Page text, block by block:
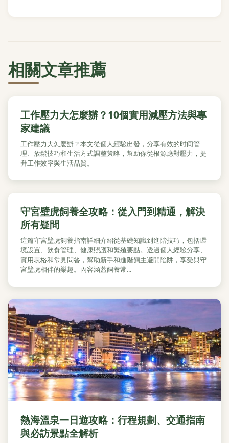
相關文章推薦
工作壓力大怎麼辦？10個實用減壓方法與專
家建議
工作壓力大怎麼辦？本文從個人經驗出發，分享有效的时间管
理、放鬆技巧和生活方式調整策略，幫助你從根源應對壓力，提
升工作效率與生活品質。
守宮壁虎飼養全攻略：從入門到精通，解決
所有疑問
這篇守宮壁虎飼養指南詳細介紹從基礎知識到進階技巧，包括環
境設置、飲食管理、健康照護和繁殖要點。透過個人經驗分享、
實用表格和常見問答，幫助新手和進階飼主避開陷阱，享受與守
宮壁虎相伴的樂趣。內容涵蓋飼養常...
熱海溫泉一日遊攻略：行程規劃、交通指南
與必訪景點全解析